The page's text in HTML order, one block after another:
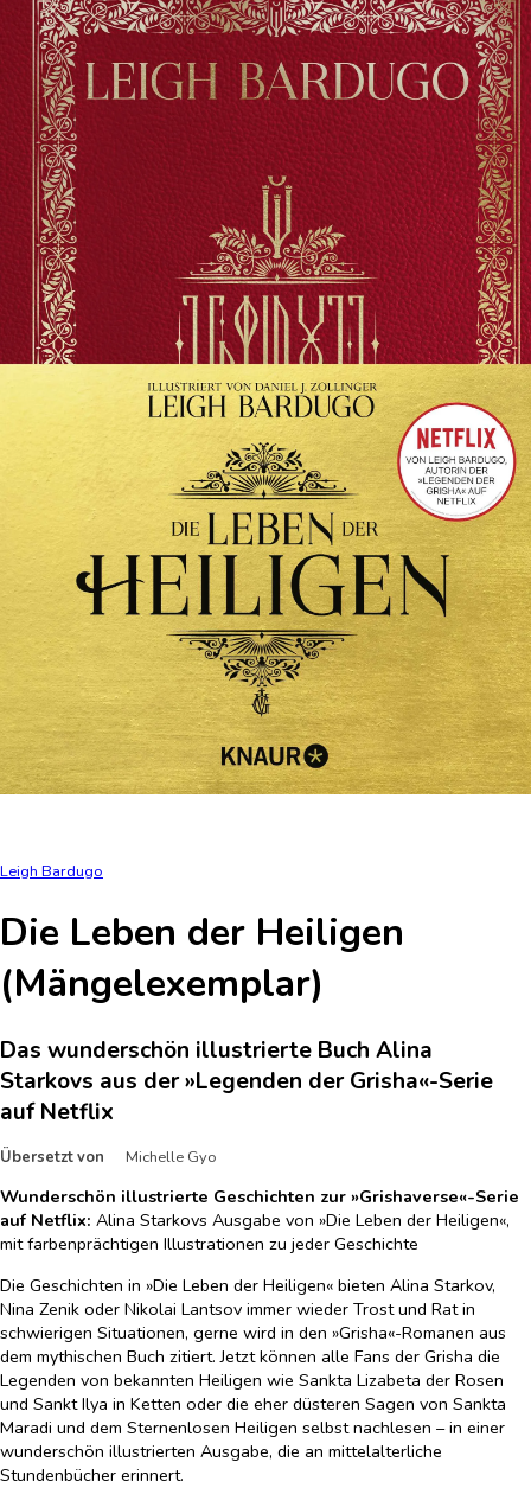
Leigh Bardugo
Die Leben der Heiligen
(Mängelexemplar)
Das wunderschön illustrierte Buch Alina
Starkovs aus der »Legenden der Grisha«-Serie
auf Netflix
Übersetzt von Michelle Gyo
Wunderschön illustrierte Geschichten zur »Grishaverse«-Serie
auf Netflix: Alina Starkovs Ausgabe von »Die Leben der Heiligen«,
mit farbenprächtigen Illustrationen zu jeder Geschichte
Die Geschichten in »Die Leben der Heiligen« bieten Alina Starkov,
Nina Zenik oder Nikolai Lantsov immer wieder Trost und Rat in
schwierigen Situationen, gerne wird in den »Grisha«-Romanen aus
dem mythischen Buch zitiert. Jetzt können alle Fans der Grisha die
Legenden von bekannten Heiligen wie Sankta Lizabeta der Rosen
und Sankt Ilya in Ketten oder die eher düsteren Sagen von Sankta
Maradi und dem Sternenlosen Heiligen selbst nachlesen – in einer
wunderschön illustrierten Ausgabe, die an mittelalterliche
Stundenbücher erinnert.